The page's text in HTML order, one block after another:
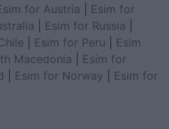
for Austria
Esim for
Esim for Russia
Esim for Peru
Esim
Macedonia
Esim for
Esim for Norway
Esim for